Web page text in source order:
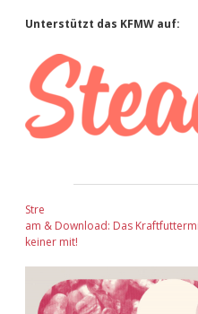
Sidebar
Unterstützt das KFMW auf:
Stre
am & Download: Das
keiner mit!